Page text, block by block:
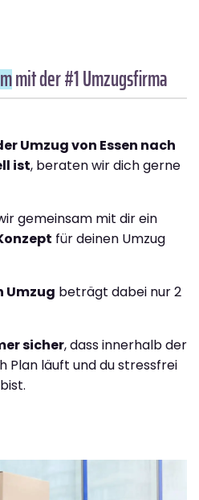
mit der #1 Umzugsfirma
Umzug von Essen nach
ist, beraten wir dich gerne
gemeinsam mit dir ein
für deinen Umzug
Umzug beträgt dabei nur 2
sicher, dass innerhalb der
Plan läuft und du stressfrei